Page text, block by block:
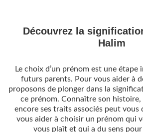
Découvrez la
Halim
Le choix d’un prénom est une
futurs parents. Pour vous aider à
proposons de plonger dans la
ce prénom. Connaître son histoire,
encore ses traits associés peut vous
vous aider à choisir un prénom qui
vous plaît et qui a du sens